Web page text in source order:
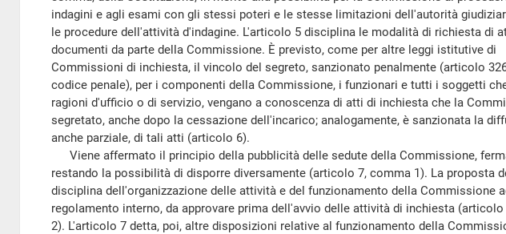
indagini e agli esami con gli stessi poteri e le stesse limitazioni dell'autorità
le procedure dell'attività d'indagine. L'articolo 5 disciplina le modalità di richiesta di
documenti da parte della Commissione. È previsto, come per altre leggi istitutive di
Commissioni di inchiesta, il vincolo del segreto, sanzionato penalmente (articolo
codice penale), per i componenti della Commissione, i funzionari e tutti i soggetti
ragioni d'ufficio o di servizio, vengano a conoscenza di atti di inchiesta che la
segretato, anche dopo la cessazione dell'incarico; analogamente, è sanzionata la
anche parziale, di tali atti (articolo 6).
Viene affermato il principio della pubblicità delle sedute della Commissione,
restando la possibilità di disporre diversamente (articolo 7, comma 1). La proposta
disciplina dell'organizzazione delle attività e del funzionamento della Commissione
regolamento interno, da approvare prima dell'avvio delle attività di inchiesta
2). L'articolo 7 detta, poi, altre disposizioni relative al funzionamento della